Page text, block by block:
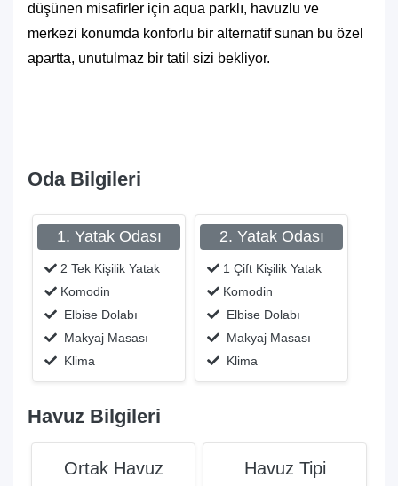
düşünen misafirler için aqua parklı, havuzlu ve
merkezi konumda konforlu bir alternatif sunan bu özel
apartta, unutulmaz bir tatil sizi bekliyor.
Oda Bilgileri
1. Yatak Odası
2 Tek Kişilik Yatak
Komodin
Elbise Dolabı
Makyaj Masası
Klima
2. Yatak Odası
1 Çift Kişilik Yatak
Komodin
Elbise Dolabı
Makyaj Masası
Klima
Havuz Bilgileri
Ortak Havuz Havuz Tipi